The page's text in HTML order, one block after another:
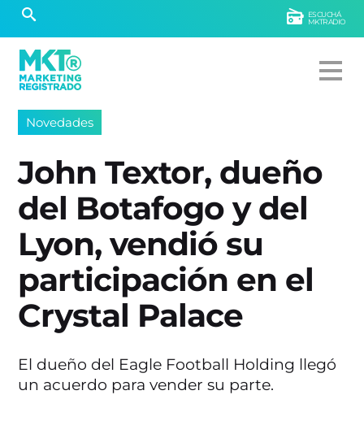
ESCUCHÁ
MKTRADIO
Novedades
John Textor, dueño
del Botafogo y del
Lyon, vendió su
participación en el
Crystal Palace
El dueño del Eagle Football Holding llegó
un acuerdo para vender su parte.